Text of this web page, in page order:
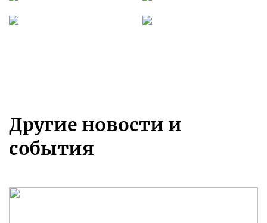
Другие новости и
события